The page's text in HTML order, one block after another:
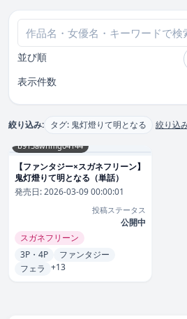
並び順
表示件数
絞り込み: タグ: 鬼灯燈りて明となる 絞り込
b915awnmg04144
【ファンタジー×スガネフリーン】
鬼灯燈りて明となる（単話）
発売日:2026-03-09 00:00:01
投稿ステータス
公開中
スガネフリーン
3P・4P
ファンタジー
フェラ +13